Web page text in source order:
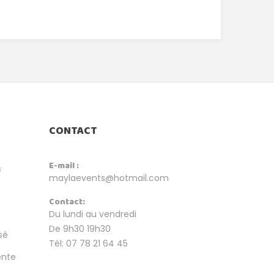
CONTACT
E-mail :
maylaevents@hotmail.com
Contact:
Du lundi au vendredi
De 9h30 19h30
Tél: 07 78 21 64 45